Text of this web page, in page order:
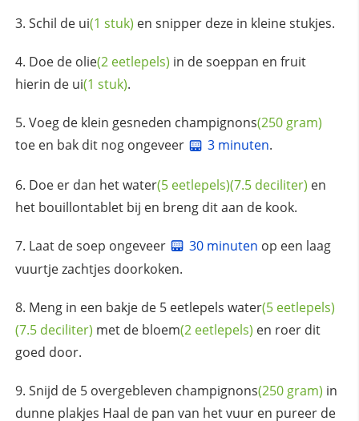
Schil de ui(1 stuk) en snipper deze in kleine stukjes.
Doe de olie(2 eetlepels) in de soeppan en fruit
hierin de ui(1 stuk).
Voeg de klein gesneden champignons(250 gram)
toe en bak dit nog ongeveer
3 minuten.
Doe er dan hetwater(5 eetlepels)(7.5 deciliter) en
het bouillontablet bij en breng dit aan de kook.
Laat de soep ongeveer 30 minuten op een laag
vuurtje zachtjes doorkoken.
Meng in een bakje de 5 eetlepels water(5 eetlepels)
(7.5 deciliter) met de bloem(2 eetlepels) en roer dit
goed door.
Snijd de 5 overgebleven champignons(250 gram) in
dunne plakjes Haal de pan van het vuur en pureer de